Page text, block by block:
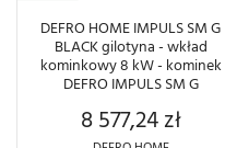
DEFRO HOME IMPULS SM G
BLACK gilotyna - wkład
kominkowy 8 kW - kominek
DEFRO IMPULS SM G
Cena
8 577,24 zł